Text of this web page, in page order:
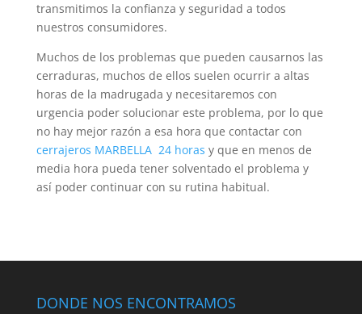
transmitimos la confianza y seguridad a todos
nuestros consumidores.
Muchos de los problemas que pueden causarnos las
cerraduras, muchos de ellos suelen ocurrir a altas
horas de la madrugada y necesitaremos con
urgencia poder solucionar este problema, por lo que
no hay mejor razón a esa hora que contactar con
cerrajeros MARBELLA 24 horas y que en menos de
media hora pueda tener solventado el problema y
así poder continuar con su rutina habitual.
DONDE NOS ENCONTRAMOS